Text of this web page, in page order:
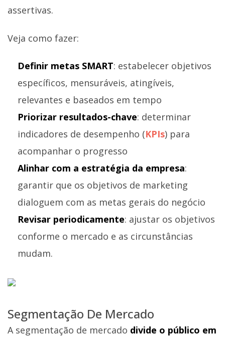
assertivas.
Veja como fazer:
Definir metas SMART: estabelecer objetivos
específicos, mensuráveis, atingíveis,
relevantes e baseados em tempo
Priorizar resultados-chave: determinar
indicadores de desempenho (KPIs) para
acompanhar o progresso
Alinhar com a estratégia da empresa:
garantir que os objetivos de marketing
dialoguem com as metas gerais do negócio
Revisar periodicamente: ajustar os objetivos
conforme o mercado e as circunstâncias
mudam.
Segmentação De Mercado
A segmentação de mercado divide o público em